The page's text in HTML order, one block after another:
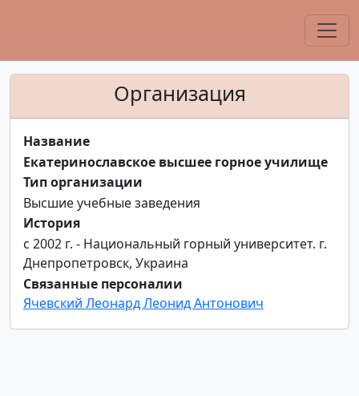
Организация
Название
Екатеринославское высшее горное училище
Тип организации
Высшие учебные заведения
История
с 2002 г. - Национальный горный университет. г.
Днепропетровск, Украина
Связанные персоналии
Ячевский Леонард Леонид Антонович